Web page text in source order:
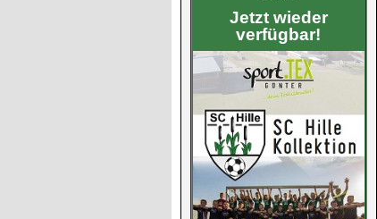
Jetzt wieder
verfügbar!